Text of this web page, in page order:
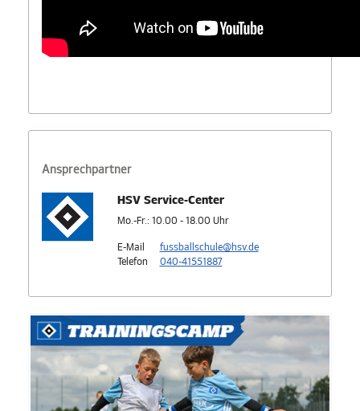
Ansprechpartner
HSV Service-Center
Mo.-Fr.: 10.00 - 18.00 Uhr
E-Mail
fussballschule@hsv.de
Telefon
040-41551887